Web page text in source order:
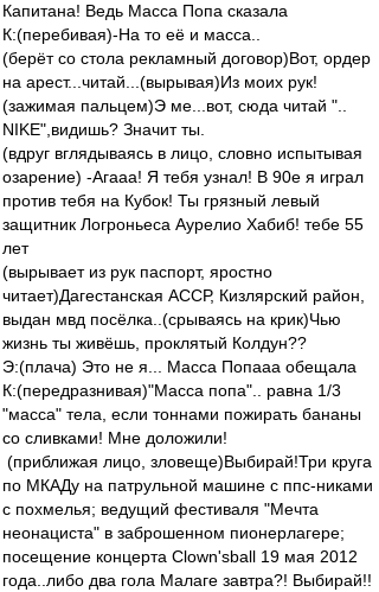
Капитана! Ведь Масса Попа сказала
К:(перебивая)-На то её и масса..
(берёт со стола рекламный договор)Вот, ордер
на арест...читай...(вырывая)Из моих рук!
(зажимая пальцем)Э ме...вот, сюда читай "..
NIKE",видишь? Значит ты.
(вдруг вглядываясь в лицо, словно испытывая
озарение) -Агааа! Я тебя узнал! В 90е я играл
против тебя на Кубок! Ты грязный левый
защитник Логроньеса Аурелио Хабиб! тебе 55
лет
(вырывает из рук паспорт, яростно
читает)Дагестанская АССР, Кизлярский район,
выдан мвд посёлка..(срываясь на крик)Чью
жизнь ты живёшь, проклятый Колдун??
Э:(плача) Это не я... Масса Попааа обещала
К:(передразнивая)"Масса попа".. равна 1/3
"масса" тела, если тоннами пожирать бананы
со сливками! Мне доложили!
(приближая лицо, зловеще)Выбирай!Три круга
по МКАДу на патрульной машине с ппс-никами
с похмелья; ведущий фестиваля "Мечта
неонациста" в заброшенном пионерлагере;
посещение концерта Clown'sball 19 мая 2012
года..либо два гола Малаге завтра?! Выбирай!!